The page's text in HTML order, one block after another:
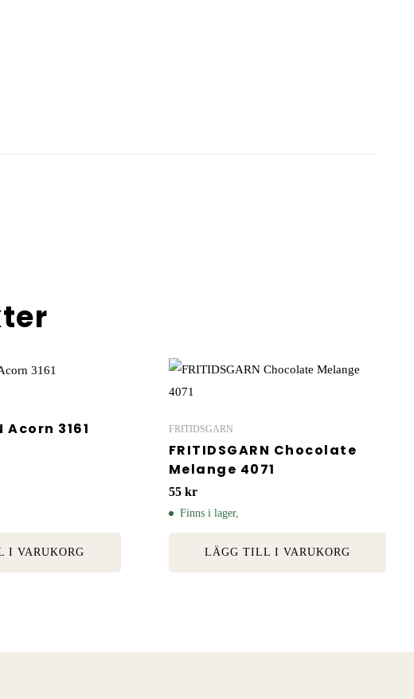
Acorn 3161
I VARUKORG
FRITIDSGARN
FRITIDSGARN Chocolate
Melange 4071
55 kr
Finns i lager,
LÄGG TILL I VARUKORG